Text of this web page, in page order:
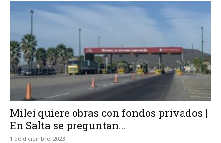
Milei quiere obras con fondos privados |
En Salta se preguntan...
1 de diciembre, 2023